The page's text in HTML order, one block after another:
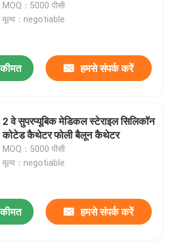
MOQ：5000 पीसी
मूल्य：negotiable
हमसे संपर्क करें
2 वे सुपरप्यूबिक मेडिकल स्टेराइल सिलिकॉन
कोटेड कैथेटर फोली बैलून कैथेटर
MOQ：5000 पीसी
मूल्य：negotiable
हमसे संपर्क करें